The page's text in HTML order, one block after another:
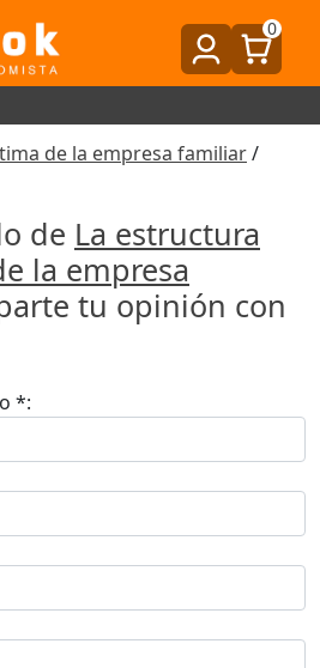
0
de la empresa familiar/
de La estructura
la empresa
tu opinión con
*: